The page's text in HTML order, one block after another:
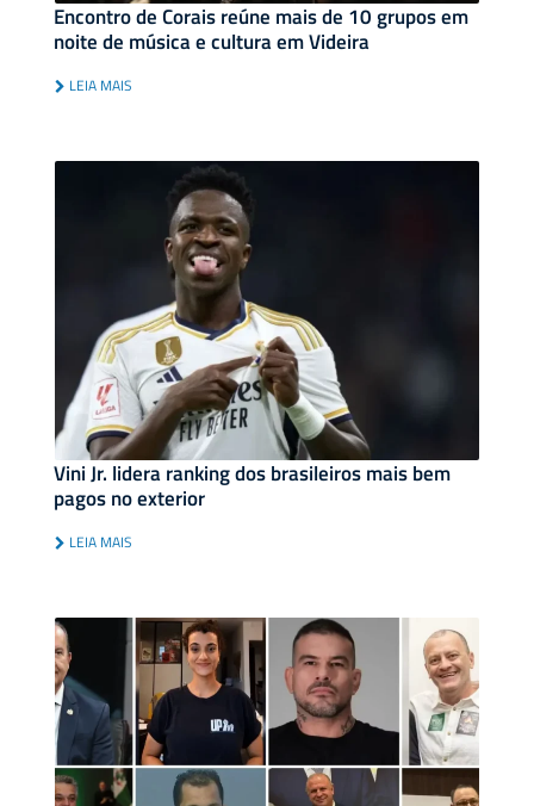
Encontro de Corais reúne mais de 10 grupos em
noite de música e cultura em Videira
LEIA MAIS
Vini Jr. lidera ranking dos brasileiros mais bem
pagos no exterior
LEIA MAIS